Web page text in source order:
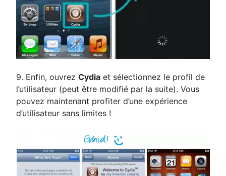
9. Enfin, ouvrez Cydia et sélectionnez le profil de
l’utilisateur (peut être modifié par la suite). Vous
pouvez maintenant profiter d’une expérience
d’utilisateur sans limites !